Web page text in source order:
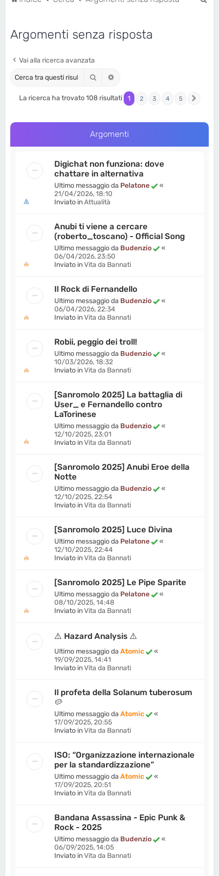
Argomenti senza risposta
Vai alla ricerca avanzata
Cerca
La ricerca ha trovato 108 risultati 1 2 3 4 5
Argomenti
Digichat non funziona: dove
chattare in alternativa
Ultimo messaggio da Pelatone
«
21/04/2026, 18:10
Inviato inAttualità
Anubi ti viene a cercare
(roberto_toscano) - Official Song
Ultimo messaggio da Budenzio
«
06/04/2026, 23:50
Inviato inVita da Bannati
Il Rock di Fernandello
Ultimo messaggio da Budenzio
«
06/04/2026, 22:34
Inviato inVita da Bannati
Robii, peggio dei troll!
Ultimo messaggio da Budenzio
«
10/03/2026, 18:32
Inviato inVita da Bannati
[Sanromolo 2025] La battaglia di
User_ e Fernandello contro
LaTorinese
Ultimo messaggio da Budenzio
«
12/10/2025, 23:01
Inviato inVita da Bannati
[Sanromolo 2025] Anubi Eroe della
Notte
Ultimo messaggio da Budenzio
«
12/10/2025, 22:54
Inviato inVita da Bannati
[Sanromolo 2025] Luce Divina
Ultimo messaggio da Pelatone
«
12/10/2025, 22:44
Inviato inVita da Bannati
[Sanromolo 2025] Le Pipe Sparite
Ultimo messaggio da Pelatone
«
08/10/2025, 14:48
Inviato inVita da Bannati
⚠️ Hazard Analysis ⚠️
Ultimo messaggio daAtomic
«
19/09/2025, 14:41
Inviato inVita da Bannati
Il profeta della Solanum tuberosum
🥔
Ultimo messaggio daAtomic
«
17/09/2025, 20:55
Inviato inVita da Bannati
ISO: “Organizzazione internazionale
per la standardizzazione”
Ultimo messaggio daAtomic
«
17/09/2025, 20:51
Inviato inVita da Bannati
Bandana Assassina - Epic Punk &
Rock - 2025
Ultimo messaggio da Budenzio
«
06/09/2025, 14:05
Inviato inVita da Bannati